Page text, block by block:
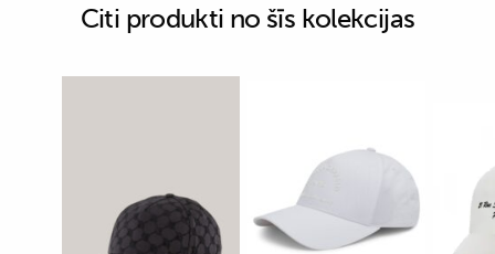
Citi produkti no šīs kolekcijas